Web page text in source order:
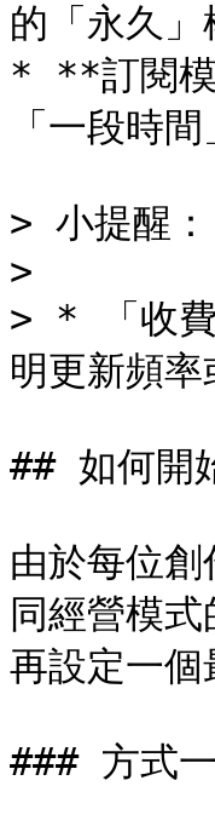
的「永久」
* **訂閱模
「一段時間
> 小提醒：
>
> * 「收費
明更新頻
## 如何開
由於每位
同經營模
再設定一
### 方式